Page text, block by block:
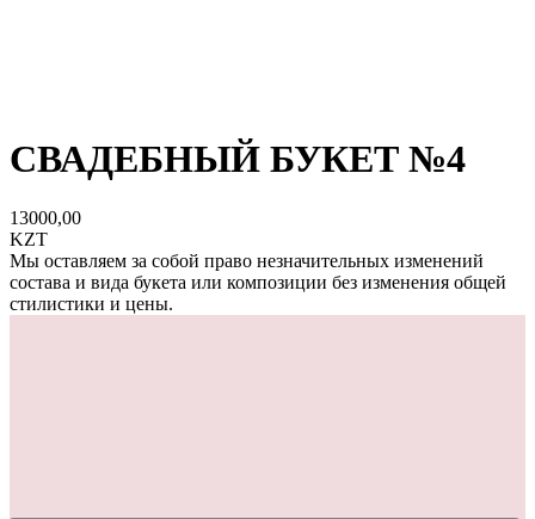
СВАДЕБНЫЙ БУКЕТ №4
13000,00
KZT
Мы оставляем за собой право незначительных изменений
состава и вида букета или композиции без изменения общей
стилистики и цены.